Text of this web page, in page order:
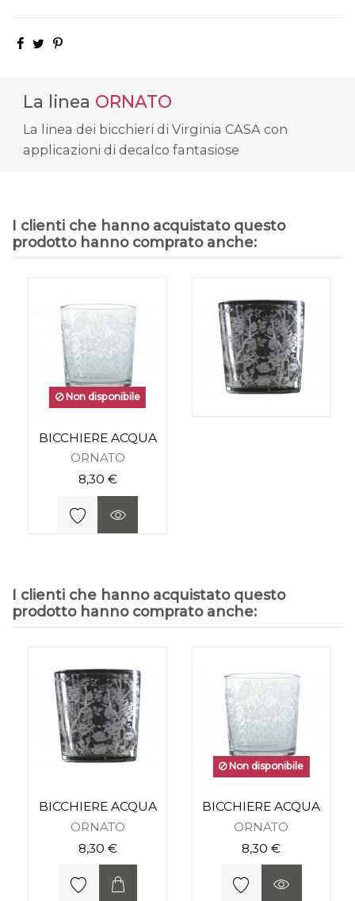
La linea ORNATO
La linea dei bicchieri di Virginia CASA con
applicazioni di decalco fantasiose
I clienti che hanno acquistato questo
prodotto hanno comprato anche:
Non disponibile
BICCHIERE ACQUA
ORNATO
8,30 €
I clienti che hanno acquistato questo
prodotto hanno comprato anche:
BICCHIERE ACQUA
ORNATO
8,30 €
Non disponibile
BICCHIERE ACQUA
ORNATO
8,30 €